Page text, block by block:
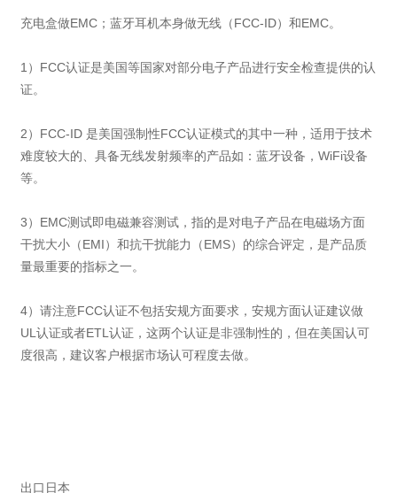
充电盒做EMC；蓝牙耳机本身做无线（FCC-ID）和EMC。
1）FCC认证是美国等国家对部分电子产品进行安全检查提供的认
证。
2）FCC-ID 是美国强制性FCC认证模式的其中一种，适用于技术
难度较大的、具备无线发射频率的产品如：蓝牙设备，WiFi设备
等。
3）EMC测试即电磁兼容测试，指的是对电子产品在电磁场方面
干扰大小（EMI）和抗干扰能力（EMS）的综合评定，是产品质
量最重要的指标之一。
4）请注意FCC认证不包括安规方面要求，安规方面认证建议做
UL认证或者ETL认证，这两个认证是非强制性的，但在美国认可
度很高，建议客户根据市场认可程度去做。
出口日本